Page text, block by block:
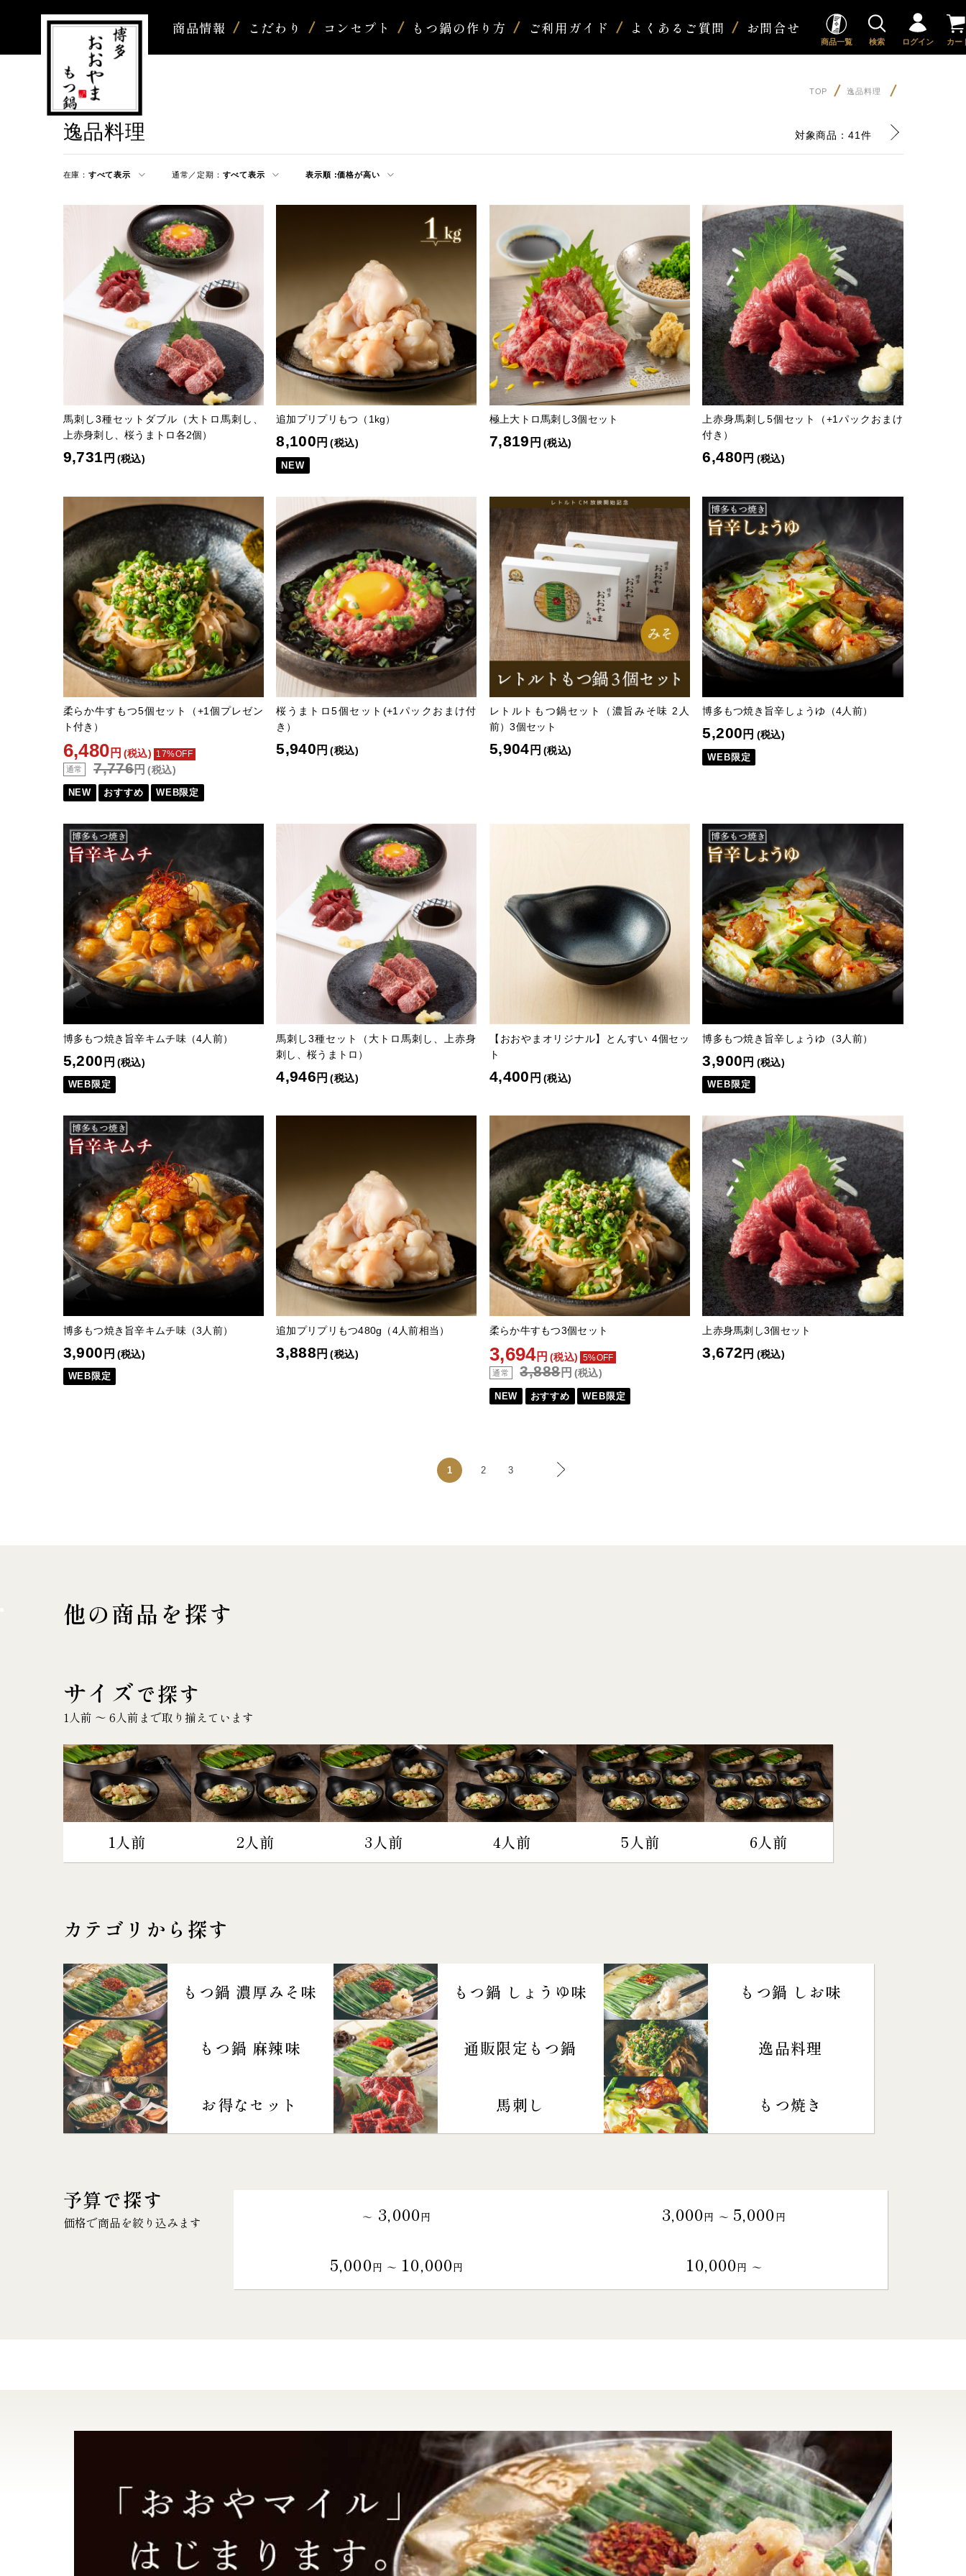
商品情報 こだわり コンセプト もつ鍋の作り方 ご利用ガイド よくあるご質問 お問合せ
商品一覧 検索 ログイン カー
TOP 逸品料理
逸品料理 対象商品： 41件
在庫： すべて表示 通常／定期： すべて表示 表示順 :価格が高い
馬刺し3種セットダブル（大トロ馬刺し、
上赤身刺し、桜うまトロ各2個）
9,731 円 (税込)
追加プリプリもつ（1kg）
8,100 円 (税込)
NEW
極上大トロ馬刺し3個セット
7,819 円 (税込)
上赤身馬刺し5個セット（+1パックおまけ
付き）
6,480 円 (税込)
柔らか牛すもつ5個セット（+1個プレゼン
ト付き）
6,480 円 (税込) 17%OFF
通常 7,776円 (税込)
NEW おすすめ WEB限定
桜うまトロ5個セット(+1パックおまけ付
き）
5,940 円 (税込)
レトルトもつ鍋セット（濃旨みそ味 2人
前）3個セット
5,904 円 (税込)
博多もつ焼き旨辛しょうゆ（4人前）
5,200 円 (税込)
WEB限定
博多もつ焼き旨辛キムチ味（4人前）
5,200 円 (税込)
WEB限定
馬刺し3種セット（大トロ馬刺し、上赤身
刺し、桜うまトロ）
4,946 円 (税込)
【おおやまオリジナル】とんすい 4個セッ
ト
4,400 円 (税込)
博多もつ焼き旨辛しょうゆ（3人前）
3,900 円 (税込)
WEB限定
博多もつ焼き旨辛キムチ味（3人前）
3,900 円 (税込)
WEB限定
追加プリプリもつ480g（4人前相当）
3,888 円 (税込)
柔らか牛すもつ3個セット
3,694円 (税込) 5%OFF
通常 3,888円 (税込)
NEW おすすめ WEB限定
上赤身馬刺し3個セット
3,672 円 (税込)
1 2 3
他の商品を探す
サイズで探す
1人前 〜 6人前まで取り揃えています
1人前 2人前 3人前 4人前 5人前 6人前
カテゴリから探す
もつ鍋 濃厚みそ味 もつ鍋 しょうゆ味 もつ鍋 しお味
もつ鍋 麻辣味 通販限定もつ鍋 逸品料理
お得なセット 馬刺し もつ焼き
予算で探す
価格で商品を絞り込みます ～ 3,000円 3,000円 〜 5,000円
5,000円 〜 10,000円 10,000円 〜